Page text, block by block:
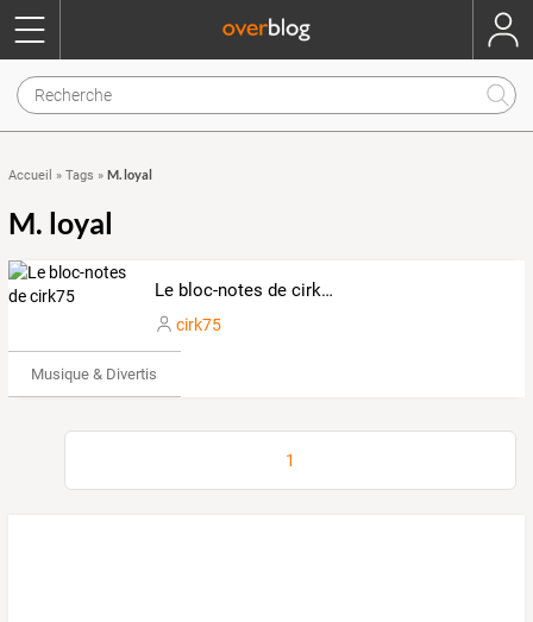
Accueil » Tags » M. loyal
M. loyal
Le bloc-notes de cirk75
cirk75
Musique & Divertissements
1